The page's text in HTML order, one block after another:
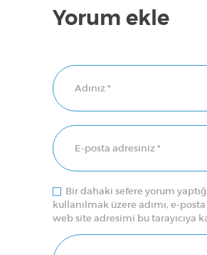
Yorum ekle
Bir dahaki sefere yorum
kullanılmak üzere adımı, e-
web site adresimi bu tarayıcıya